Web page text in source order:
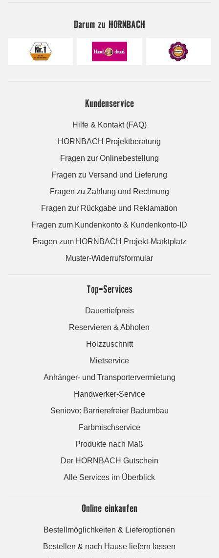
Darum zu HORNBACH
Kundenservice
Hilfe & Kontakt (FAQ)
HORNBACH Projektberatung
Fragen zur Onlinebestellung
Fragen zu Versand und Lieferung
Fragen zu Zahlung und Rechnung
Fragen zur Rückgabe und Reklamation
Fragen zum Kundenkonto & Kundenkonto-ID
Fragen zum HORNBACH Projekt-Marktplatz
Muster-Widerrufsformular
Top-Services
Dauertiefpreis
Reservieren & Abholen
Holzzuschnitt
Mietservice
Anhänger- und Transportervermietung
Handwerker-Service
Seniovo: Barrierefreier Badumbau
Farbmischservice
Produkte nach Maß
Der HORNBACH Gutschein
Alle Services im Überblick
Online einkaufen
Bestellmöglichkeiten & Lieferoptionen
Bestellen & nach Hause liefern lassen